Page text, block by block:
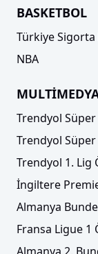
BASKETBOL
Türkiye
NBA
Trendyol
Trendyol
Trendyol 1. Lig
İngiltere
Almanya
Fransa Ligue 1